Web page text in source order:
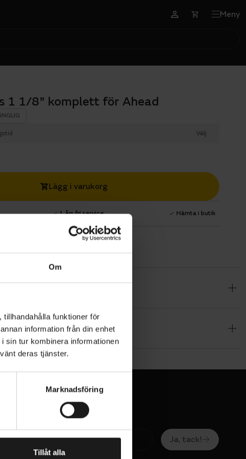
Om
tillhandahålla funktioner för
information från din enhet
sin tur kombinera informationen
deras tjänster.
Marknadsföring
Tillåt alla
Meny
1 1/8" komplett för Ahead
Välj
Lägg i varukorg
1 års fri service Hämta i butik
för
i box.
Ja, tack!